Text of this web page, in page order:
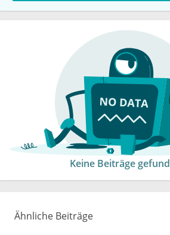
Keine Beiträge
Ähnliche Beiträge